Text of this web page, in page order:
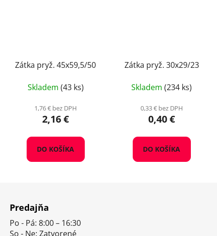
Zátka pryž. 45x59,5/50
Skladem (43 ks)
1,76 € bez DPH
2,16 €
DO KOŠÍKA
Zátka pryž. 30x29/23
Skladem (234 ks)
0,33 € bez DPH
0,40 €
DO KOŠÍKA
Predajňa
Po - Pá: 8:00 – 16:30
So - Ne: Zatvorené